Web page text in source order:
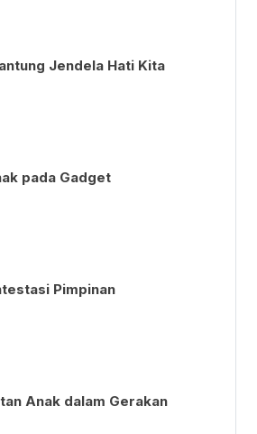
Jendela Hati Kita
pada Gadget
Pimpinan
Anak dalam Gerakan